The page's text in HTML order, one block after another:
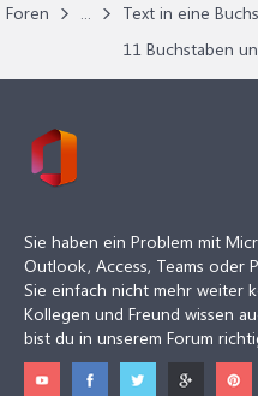
Foren ...
Text in eine
11 Buchstaben
Sie haben ein Problem mit
Outlook, Access, Teams oder
Sie einfach nicht mehr weiter
Kollegen und Freund wissen
bist du in unserem Forum